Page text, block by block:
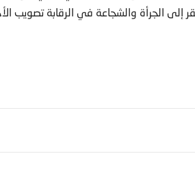
إلى الجرأة والشجاعة في الرقابة تصويب